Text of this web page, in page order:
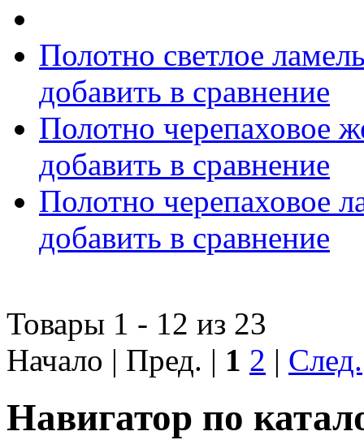
Полотно светлое
добавить в сравнение
Полотно черепаховое
добавить в сравнение
Полотно черепаховое
добавить в сравнение
Товары 1 - 12 из 23
Начало | Пред. | 1 2 | След.
Навигатор по